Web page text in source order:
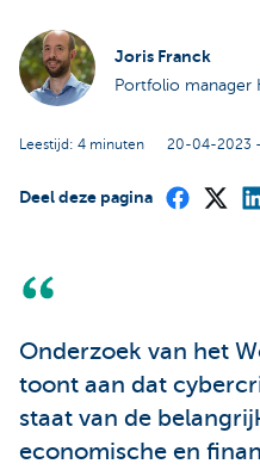
Joris Franck
Portfolio manager
Leestijd: 4 minuten 20-04-2023
Deel deze pagina
Onderzoek van het
toont aan dat
staat van de
economische en